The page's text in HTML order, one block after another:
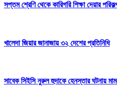
সপ্তম শ্রেণি থেকে কারিগরি শিক্ষা দেয়ার
খালেদা জিয়ার জানাজায় ৩২ দেশের প্রতিনিধি
সাবেক সিইসি নুরুল হুদাকে হেনস্তার ঘটনায়